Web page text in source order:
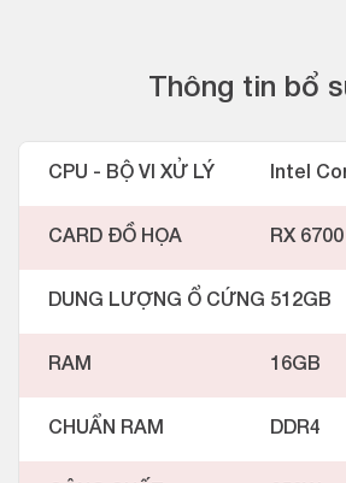
Thông tin bổ
CPU - BỘ VI XỬ LÝ Intel
CARD ĐỒ HỌA RX
DUNG LƯỢNG Ổ CỨNG 512GB
RAM 16GB
CHUẨN RAM DDR4